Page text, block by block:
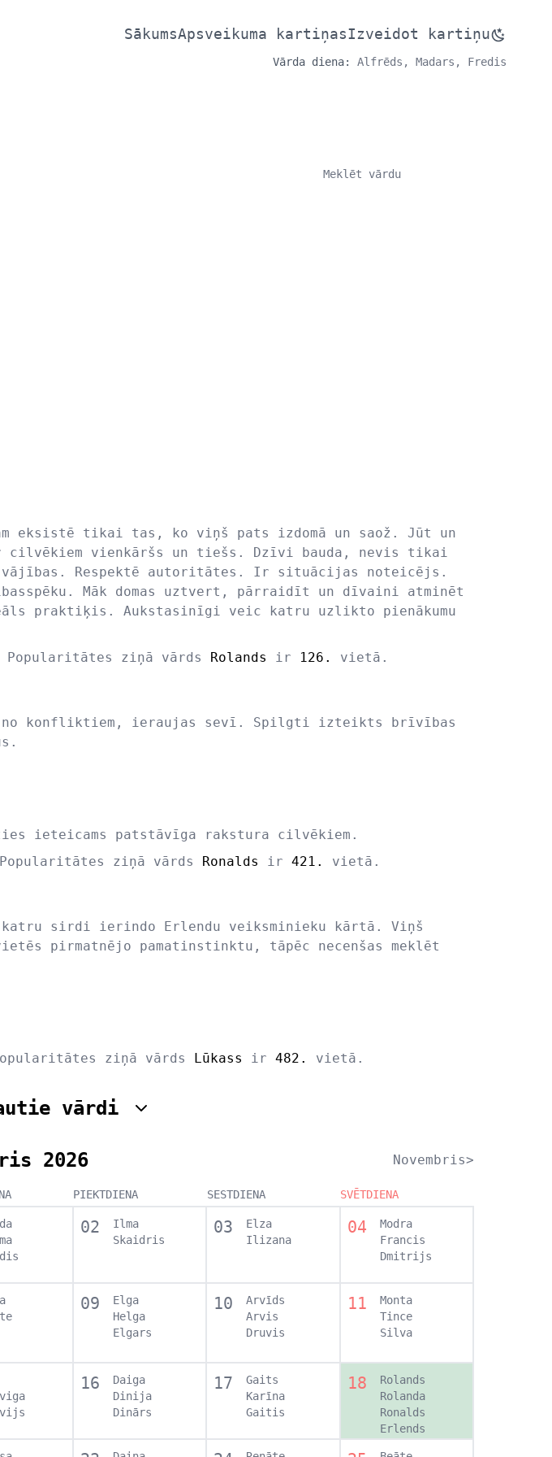
SākumsApsveikuma kartiņasIzveidot kartiņu
Vārda diena: Alfrēds, Madars, Fredis
eksistē tikai tas, ko viņš pats izdomā un saož. Jūt un
vienkāršs un tiešs. Dzīvi bauda, nevis tikai
vājības. Respektē autoritātes. Ir situācijas noteicējs.
Māk domas uztvert, pārraidīt un dīvaini atminēt
praktiķis. Aukstasinīgi veic katru uzlikto pienākumu
ziņā vārds Rolands ir 126. vietā.
no konfliktiem, ieraujas sevī. Spilgti izteikts brīvības
ieteicams patstāvīga rakstura cilvēkiem.
ziņā vārds Ronalds ir 421. vietā.
sirdi ierindo Erlendu veiksminieku kārtā. Viņš
pirmatnējo pamatinstinktu, tāpēc necenšas meklēt
ziņā vārds Lūkass ir 482. vietā.
vārdi
2026 Novembris>
PIEKTDIENA SESTDIENA SVĒTDIENA
02
Ilma
Skaidris
03
Elza
Ilizana
04
Modra
Francis
Dmitrijs
09
Elga
Helga
Elgars
10
Arvīds
Arvis
Druvis
11
Monta
Tince
Silva
16
Daiga
Dinija
Dinārs
17
Gaits
Karīna
Gaitis
18
Rolands
Rolanda
Ronalds
Erlends